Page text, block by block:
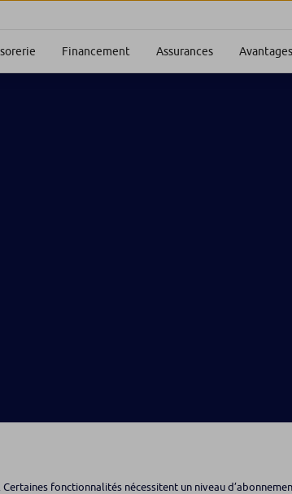
Financement Assurances
fonctionnalités nécessitent un niveau